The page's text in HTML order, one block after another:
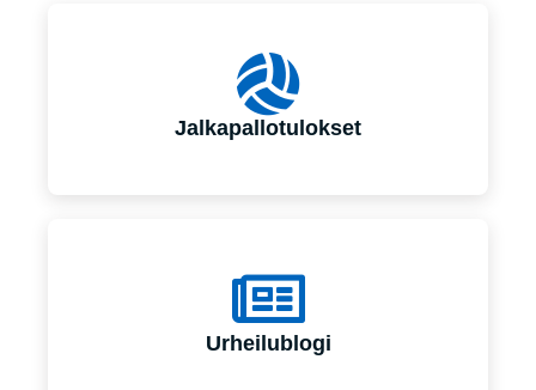
Jalkapallotulokset
Urheilublogi